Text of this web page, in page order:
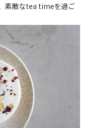
素敵なtea timeを過ご